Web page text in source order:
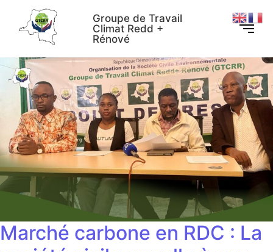
Groupe de Travail
Climat Redd +
Rénové
Marché carbone en RDC : La